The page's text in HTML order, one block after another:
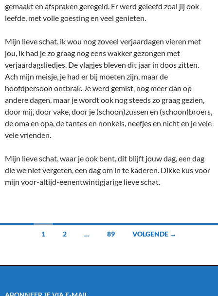
gemaakt en afspraken geregeld. Er werd geleefd zoal jij ook
leefde, met volle goesting en veel genieten.
Mijn lieve schat, ik wou nog zoveel verjaardagen vieren met
jou, ik had je zo graag nog eens wakker gezongen met
verjaardagsliedjes. De vlagjes bleven dit jaar in doos zitten.
Ach mijn meisje, je had er bij moeten zijn, maar de
hoofdpersoon ontbrak. Je werd gemist, nog meer dan op
andere dagen, maar je wordt ook nog steeds zo graag gezien,
door mij, door vake, door je (schoon)zussen en (schoon)broers,
de oma en opa, de tantes en nonkels, neefjes en nicht en je vele
vele vrienden.
Mijn lieve schat, waar je ook bent, dit blijft jouw dag, een dag
die we niet vergeten, een dag om in te kaderen. Dikke kus voor
mijn voor-altijd-eenentwintigjarige lieve schat.
Berichten
1 2 … 89 VOLGENDE →